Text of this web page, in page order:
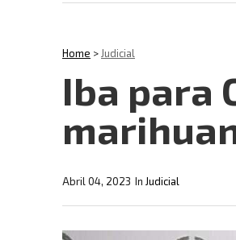
Home >Judicial
Iba para
In Judicial
Abril 04, 2023